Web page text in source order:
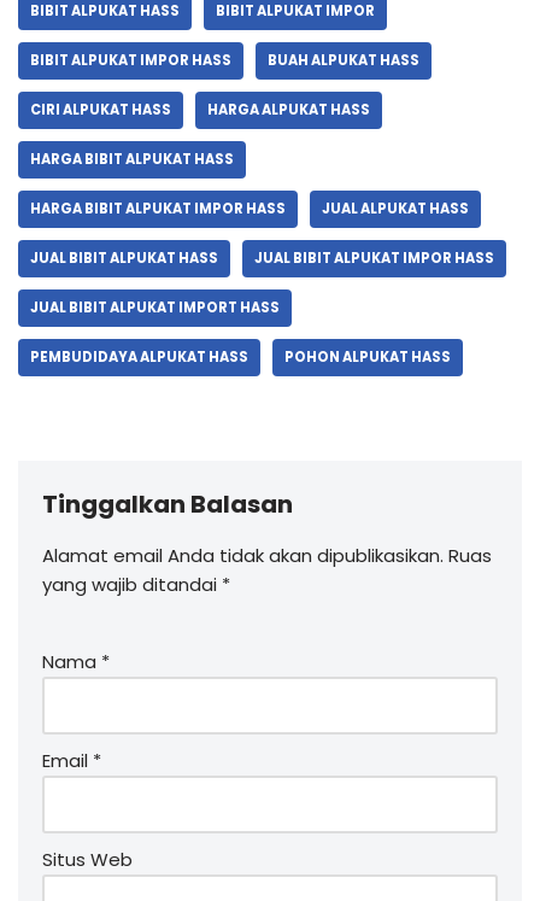
BIBIT ALPUKAT HASS BIBIT ALPUKAT IMPOR
BIBIT ALPUKAT IMPOR HASS BUAH ALPUKAT HASS
CIRI ALPUKAT HASS HARGA ALPUKAT HASS
HARGA BIBIT ALPUKAT HASS
HARGA BIBIT ALPUKAT IMPOR HASS JUAL ALPUKAT HASS
JUAL BIBIT ALPUKAT HASS JUAL BIBIT ALPUKAT IMPOR HASS
JUAL BIBIT ALPUKAT IMPORT HASS
PEMBUDIDAYA ALPUKAT HASS POHON ALPUKAT HASS
Tinggalkan Balasan
Alamat email Anda tidak akan dipublikasikan. Ruas
yang wajib ditandai *
Nama *
Email *
Situs Web